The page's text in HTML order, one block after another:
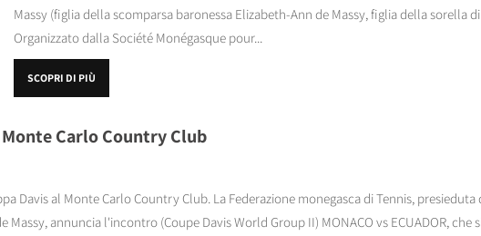
Massy (figlia della scomparsa baronessa Elizabeth-Ann de Massy, figlia della sorella
Organizzato dalla Société Monégasque pour...
SCOPRI DI PIÙ
Monte Carlo Country Club
Davis al Monte Carlo Country Club. La Federazione monegasca di Tennis, presieduta
Massy, annuncia l'incontro (Coupe Davis World Group II) MONACO vs ECUADOR, che